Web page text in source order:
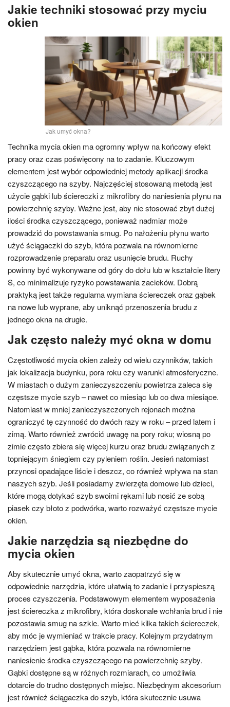
Jakie techniki stosować przy myciu
okien
Jak umyć okna?
Technika mycia okien ma ogromny wpływ na końcowy efekt
pracy oraz czas poświęcony na to zadanie. Kluczowym
elementem jest wybór odpowiedniej metody aplikacji środka
czyszczącego na szyby. Najczęściej stosowaną metodą jest
użycie gąbki lub ściereczki z mikrofibry do naniesienia płynu na
powierzchnię szyby. Ważne jest, aby nie stosować zbyt dużej
ilości środka czyszczącego, ponieważ nadmiar może
prowadzić do powstawania smug. Po nałożeniu płynu warto
użyć ściągaczki do szyb, która pozwala na równomierne
rozprowadzenie preparatu oraz usunięcie brudu. Ruchy
powinny być wykonywane od góry do dołu lub w kształcie litery
S, co minimalizuje ryzyko powstawania zacieków. Dobrą
praktyką jest także regularna wymiana ściereczek oraz gąbek
na nowe lub wyprane, aby uniknąć przenoszenia brudu z
jednego okna na drugie.
Jak często należy myć okna w domu
Częstotliwość mycia okien zależy od wielu czynników, takich
jak lokalizacja budynku, pora roku czy warunki atmosferyczne.
W miastach o dużym zanieczyszczeniu powietrza zaleca się
częstsze mycie szyb – nawet co miesiąc lub co dwa miesiące.
Natomiast w mniej zanieczyszczonych rejonach można
ograniczyć tę czynność do dwóch razy w roku – przed latem i
zimą. Warto również zwrócić uwagę na pory roku; wiosną po
zimie często zbiera się więcej kurzu oraz brudu związanych z
topniejącym śniegiem czy pyleniem roślin. Jesień natomiast
przynosi opadające liście i deszcz, co również wpływa na stan
naszych szyb. Jeśli posiadamy zwierzęta domowe lub dzieci,
które mogą dotykać szyb swoimi rękami lub nosić ze sobą
piasek czy błoto z podwórka, warto rozważyć częstsze mycie
okien.
Jakie narzędzia są niezbędne do
mycia okien
Aby skutecznie umyć okna, warto zaopatrzyć się w
odpowiednie narzędzia, które ułatwią to zadanie i przyspieszą
proces czyszczenia. Podstawowym elementem wyposażenia
jest ściereczka z mikrofibry, która doskonale wchłania brud i nie
pozostawia smug na szkle. Warto mieć kilka takich ściereczek,
aby móc je wymieniać w trakcie pracy. Kolejnym przydatnym
narzędziem jest gąbka, która pozwala na równomierne
naniesienie środka czyszczącego na powierzchnię szyby.
Gąbki dostępne są w różnych rozmiarach, co umożliwia
dotarcie do trudno dostępnych miejsc. Niezbędnym akcesorium
jest również ściągaczka do szyb, która skutecznie usuwa